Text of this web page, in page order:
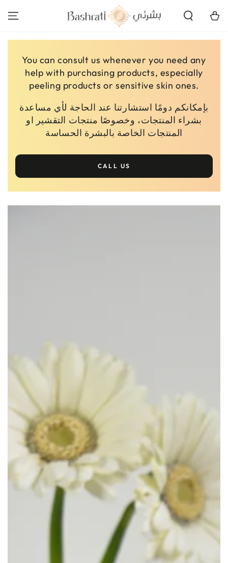
CONTENT
Cart
You can consult us whenever you need any
help with purchasing products, especially
peeling products or sensitive skin ones.
بإمكانكم دومًا استشارتنا عند الحاجة لأي مساعدة
بشراء المنتجات، وخصوصًا منتجات التقشير او
المنتجات الخاصة بالبشرة الحساسة
CALL US